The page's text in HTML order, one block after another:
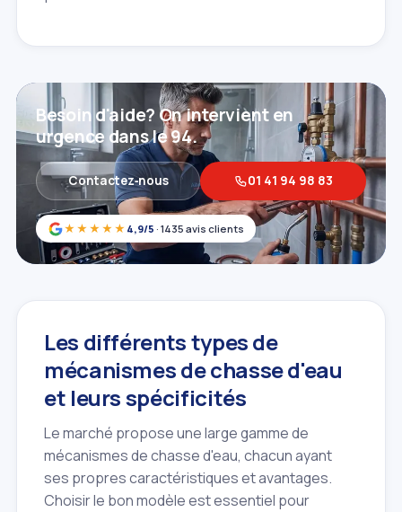
★★★★★ 4,9/5 · 1435 avis clients
Besoin d'aide? On intervient en
urgence dans le 94.
Contactez‑nous 01 41 94 98 83
Les différents types de
mécanismes de chasse d'eau
et leurs spécificités
Le marché propose une large gamme de
mécanismes de chasse d'eau, chacun ayant
ses propres caractéristiques et avantages.
Choisir le bon modèle est essentiel pour